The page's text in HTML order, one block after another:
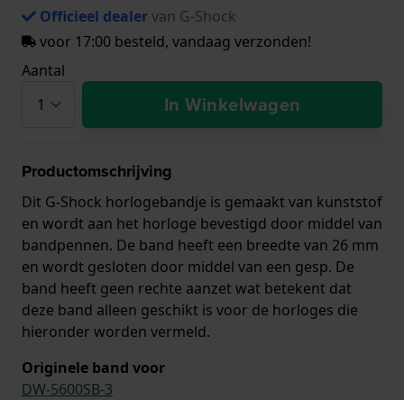
Officieel dealervan G-Shock
voor 17:00 besteld, vandaag verzonden!
Aantal
In Winkelwagen
Productomschrijving
Dit G-Shock horlogebandje is gemaakt van kunststof
en wordt aan het horloge bevestigd door middel van
bandpennen. De band heeft een breedte van 26 mm
en wordt gesloten door middel van een gesp. De
band heeft geen rechte aanzet wat betekent dat
deze band alleen geschikt is voor de horloges die
hieronder worden vermeld.
Originele band voor
DW-5600SB-3